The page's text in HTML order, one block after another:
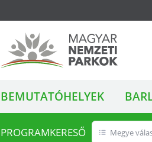
Magyar Nemzeti
Parkok
ALMENÜ
BEMUTATÓHELYEK
PROGRAMKERESŐ Megye